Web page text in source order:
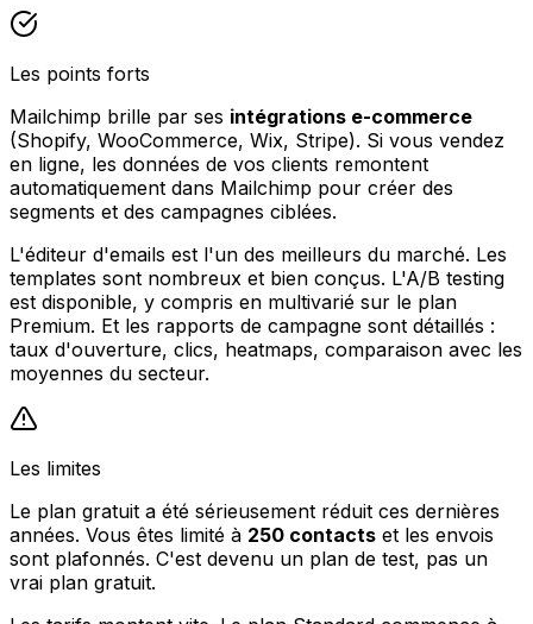
Les points forts
Mailchimp brille par ses intégrations e-commerce
(Shopify, WooCommerce, Wix, Stripe). Si vous vendez
en ligne, les données de vos clients remontent
automatiquement dans Mailchimp pour créer des
segments et des campagnes ciblées.
L'éditeur d'emails est l'un des meilleurs du marché. Les
templates sont nombreux et bien conçus. L'A/B testing
est disponible, y compris en multivarié sur le plan
Premium. Et les rapports de campagne sont détaillés :
taux d'ouverture, clics, heatmaps, comparaison avec les
moyennes du secteur.
Les limites
Le plan gratuit a été sérieusement réduit ces dernières
années. Vous êtes limité à 250 contacts et les envois
sont plafonnés. C'est devenu un plan de test, pas un
vrai plan gratuit.